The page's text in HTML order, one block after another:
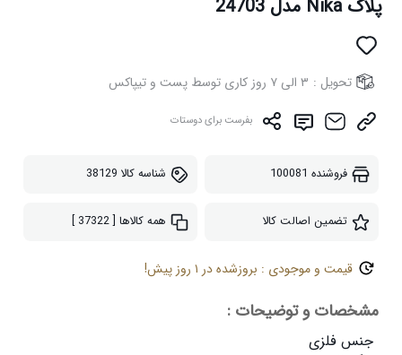
پلاک Nika مدل 24703
تحویل : ۳ الی ۷ روز کاری توسط پست و تیپاکس
بفرست برای دوستات
فروشنده 100081 شناسه کالا 38129
تضمین اصالت کالا همه کالاها [ 37322 ]
قیمت و موجودی : بروزشده در ۱ روز پیش!
مشخصات و توضیحات :